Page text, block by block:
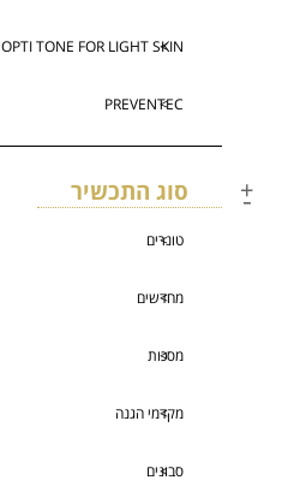
OPTI TONE FOR LIGHT SKIN
PREVENTEC
סוג התכשיר
טונרים
מחדשים
מסכות
מקדמי הגנה
סבונים